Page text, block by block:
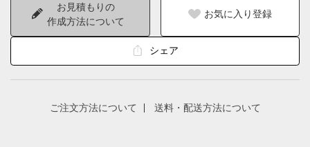
お見積もりの
作成方法について
お気に入り登録
シェア
ご注文方法について 送料・配送方法について